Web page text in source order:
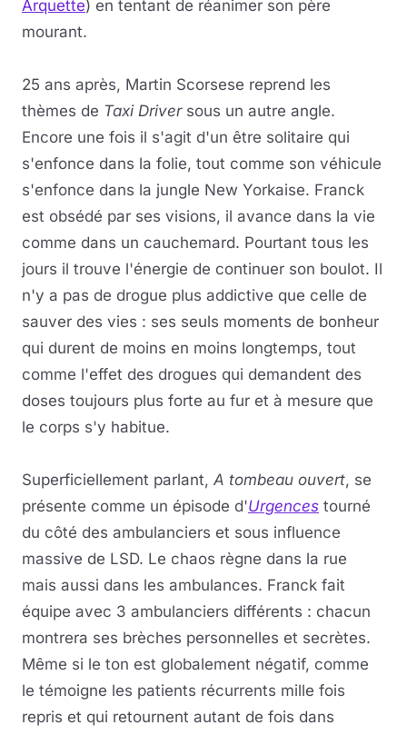
Arquette) en tentant de réanimer son père
mourant.
25 ans après, Martin Scorsese reprend les
thèmes de Taxi Driversous un autre angle.
Encore une fois il s'agit d'un être solitaire qui
s'enfonce dans la folie, tout comme son véhicule
s'enfonce dans la jungle New Yorkaise. Franck
est obsédé par ses visions, il avance dans la vie
comme dans un cauchemard. Pourtant tous les
jours il trouve l'énergie de continuer son boulot. Il
n'y a pas de drogue plus addictive que celle de
sauver des vies : ses seuls moments de bonheur
qui durent de moins en moins longtemps, tout
comme l'effet des drogues qui demandent des
doses toujours plus forte au fur et à mesure que
le corps s'y habitue.
Superficiellement parlant, A tombeau ouvert, se
présente comme un épisode d'Urgences tourné
du côté des ambulanciers et sous influence
massive de LSD. Le chaos règne dans la rue
mais aussi dans les ambulances. Franck fait
équipe avec 3 ambulanciers différents : chacun
montrera ses brèches personnelles et secrètes.
Même si le ton est globalement négatif, comme
le témoigne les patients récurrents mille fois
repris et qui retournent autant de fois dans